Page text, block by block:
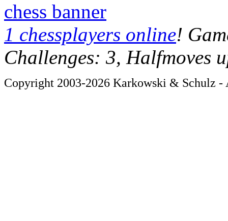
chess banner
1 chessplayers online!
Challenges: 3, Halfmoves
Copyright 2003-2026 Karkowski & Schulz